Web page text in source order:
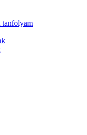
tanfolyam